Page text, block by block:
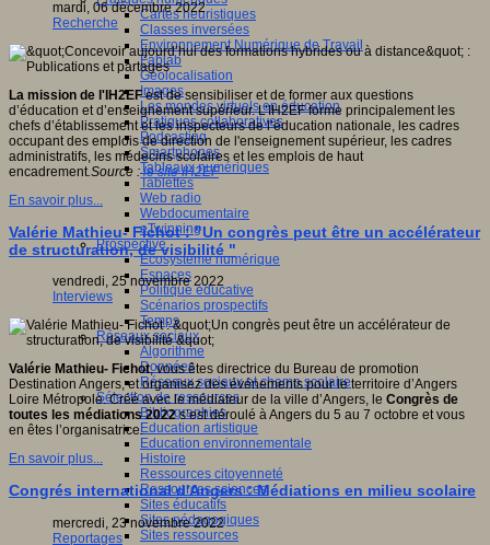
Cartes heuristiques
Classes inversées
Environnement Numérique de Travail
Fablab
Géolocalisation
Images
Les mondes virtuels en éducation
Pratiques collaboratives
Podcasting
Smartphones
Tableaux numériques
Tablettes
Web radio
Webdocumentaire
eTwinning
Prospective
Ecosystème numérique
Espaces
Politique éducative
Scénarios prospectifs
Temps
Réseaux sociaux
Algorithme
Données
Réseaux sociaux et champ scolaire
Sélection de ressources
Bibliographies
Education artistique
Education environnementale
Histoire
Ressources citoyenneté
Ressources sciences
Sites éducatifs
Sites pédagogiques
Sites ressources
mardi, 06 décembre 2022
Recherche
La mission de l'IH2EFest de sensibiliser et de former aux questions
d’éducation et d’enseignement supérieur. L’IH2EF forme principalement les
chefs d’établissement et les inspecteurs de l’éducation nationale, les cadres
occupant des emplois de direction de l'enseignement supérieur, les cadres
administratifs, les médecins scolaires et les emplois de haut
encadrement.Source :le site IH2EF
En savoir plus...
Valérie Mathieu- Fichot : "Un congrès peut être un accélérateur
de structuration, de visibilité "
vendredi, 25 novembre 2022
Interviews
Valérie Mathieu- Fichot, vous êtes directrice du Bureau de promotion
Destination Angers, et organisez des événements pour le territoire d’Angers
Loire Métropole. Créé avec le médiateur de la ville d’Angers, le Congrès de
toutes les médiations 2022s’est déroulé à Angers du 5 au 7 octobre et vous
en êtes l’organisatrice.
En savoir plus...
Congrés international d'Angers : Médiations en milieu scolaire
mercredi, 23 novembre 2022
Reportages